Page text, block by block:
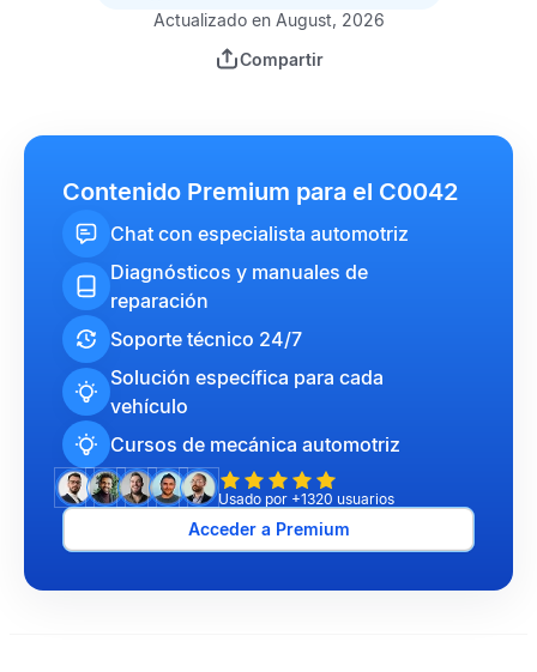
Actualizado en August, 2026
Compartir
Contenido Premium para el C0042
Chat con especialista automotriz
Diagnósticos y manuales de
reparación
Soporte técnico 24/7
Solución específica para cada
vehículo
Cursos de mecánica automotriz
Usado por +1320 usuarios
Acceder a Premium